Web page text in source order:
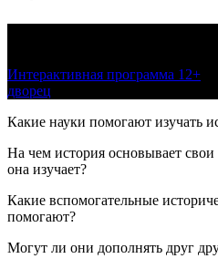
Интерактивная программа 12+
дворец
Какие науки помогают изучать
На чем история основывает
она изучает?
Какие вспомогательные
помогают?
Могут ли они дополнять друг